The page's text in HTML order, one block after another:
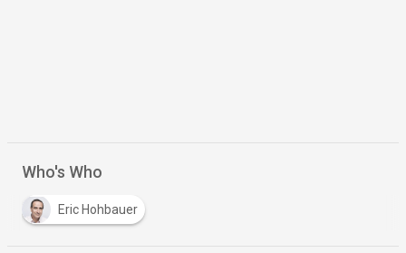
Who's Who
Eric Hohbauer